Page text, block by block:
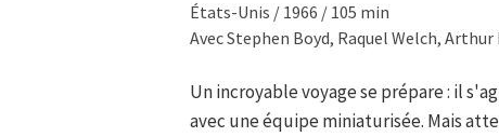
États-Unis / 1966 / 105 min
Avec Stephen Boyd, Raquel Welch, Arthur
Un incroyable voyage se prépare : il
avec une équipe miniaturisée. Mais